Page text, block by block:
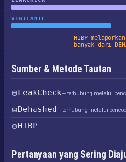
VIGILANTE
HIBP
banyak dari
Sumber & Metode Tautan
LeakCheck— terhubung melalui
Dehashed— terhubung melalui
HIBP
Pertanyaan yang Sering